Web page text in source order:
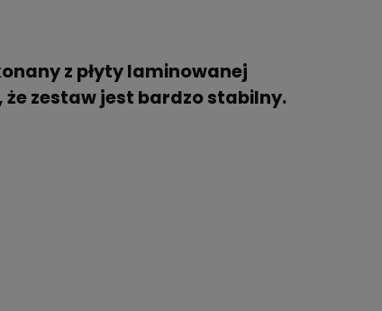
z płyty laminowanej
że zestaw jest bardzo stabilny.